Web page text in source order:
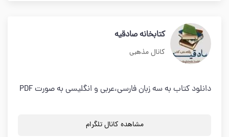
کتابخانه صادقیه
کانال مذهبی
دانلود کتاب به سه زبان فارسی،عربی و انگلیسی به صورت PDF
مشاهده کانال تلگرام